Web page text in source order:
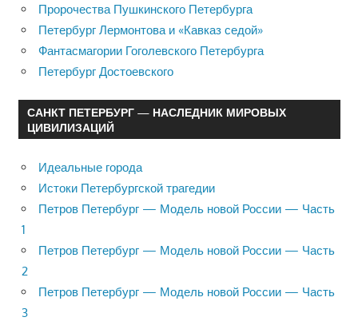
Пророчества Пушкинского Петербурга
Петербург Лермонтова и «Кавказ седой»
Фантасмагории Гоголевского Петербурга
Петербург Достоевского
САНКТ ПЕТЕРБУРГ — НАСЛЕДНИК МИРОВЫХ
ЦИВИЛИЗАЦИЙ
Идеальные города
Истоки Петербургской трагедии
Петров Петербург — Модель новой России — Часть
1
Петров Петербург — Модель новой России — Часть
2
Петров Петербург — Модель новой России — Часть
3